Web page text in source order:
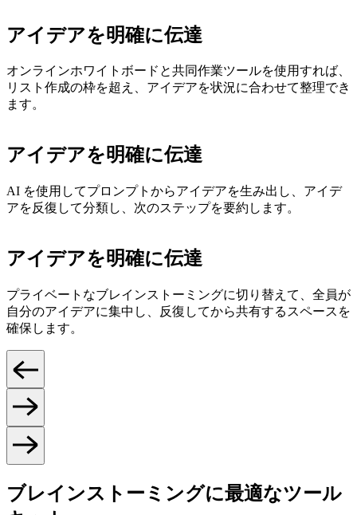
アイデアを明確に伝達
オンラインホワイトボードと共同作業ツールを使用すれば、
リスト作成の枠を超え、アイデアを状況に合わせて整理でき
ます。
アイデアを明確に伝達
AI を使用してプロンプトからアイデアを生み出し、アイデ
アを反復して分類し、次のステップを要約します。
アイデアを明確に伝達
プライベートなブレインストーミングに切り替えて、全員が
自分のアイデアに集中し、反復してから共有するスペースを
確保します。
ブレインストーミングに最適なツール